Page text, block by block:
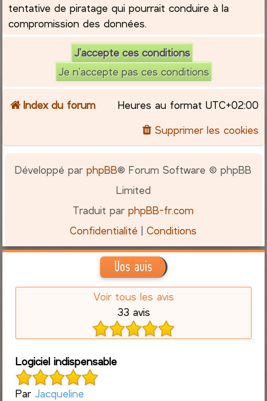
tentative de piratage qui pourrait conduire à la
compromission des données.
Index du forum Heures au format UTC+02:00
Supprimer les cookies
Développé parphpBB® Forum Software © phpBB
Limited
Traduit parphpBB-fr.com
Confidentialité |Conditions
Vos avis
Voir tous les avis
33 avis
Logiciel indispensable
Par Jacqueline